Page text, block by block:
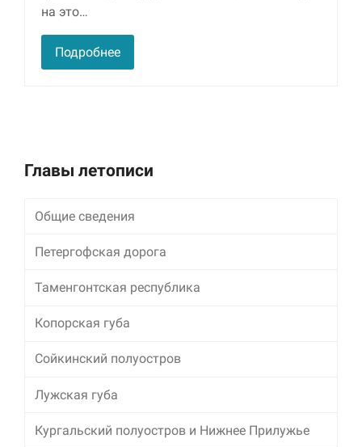
на это…
Подробнее
Главы летописи
Общие сведения
Петергофская дорога
Таменгонтская республика
Копорская губа
Сойкинский полуостров
Лужская губа
Кургальский полуостров и Нижнее Прилужье